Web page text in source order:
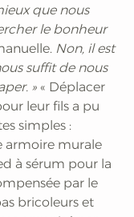
que nous
le bonheur
Non, il est
suffit de nous
» « Déplacer
leur fils a pu
simples :
armoire murale
à sérum pour la
par le
bricoleurs et